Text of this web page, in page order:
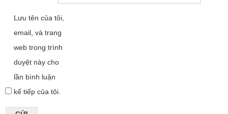
Lưu tên của tôi,
email, và trang
web trong trình
duyệt này cho
lần bình luận
kế tiếp của tôi.